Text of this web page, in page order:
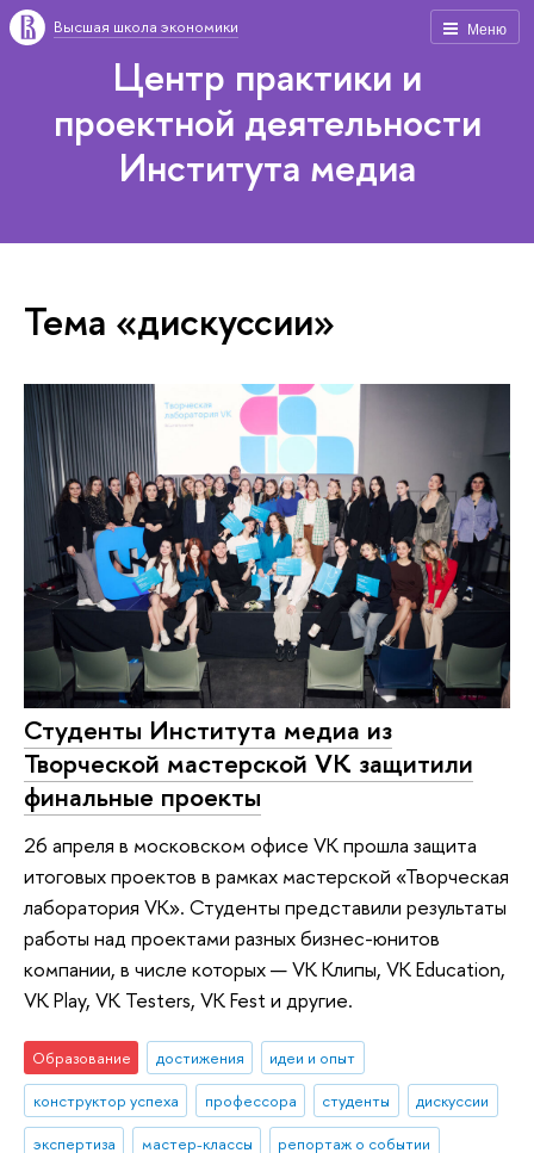
Меню
Высшая школа экономики
Центр практики и
проектной деятельности
Института медиа
Тема «дискуссии»
Студенты Института медиа из
Творческой мастерской VK защитили
финальные проекты
26 апреля в московском офисе VK прошла защита
итоговых проектов в рамках мастерской «Творческая
лаборатория VK». Студенты представили результаты
работы над проектами разных бизнес-юнитов
компании, в числе которых — VK Клипы, VK Education,
VK Play, VK Testers, VK Fest и другие.
Образование достижения
идеи и опыт
конструктор успеха
профессора студенты
дискуссии
экспертиза
мастер-классы
репортаж о событии